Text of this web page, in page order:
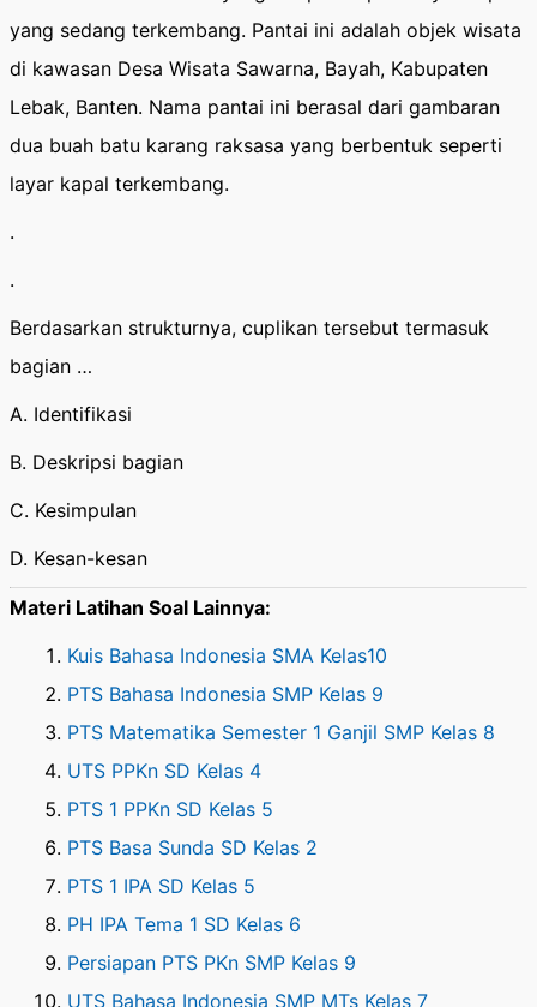
yang sedang terkembang. Pantai ini adalah objek wisata
di kawasan Desa Wisata Sawarna, Bayah, Kabupaten
Lebak, Banten. Nama pantai ini berasal dari gambaran
dua buah batu karang raksasa yang berbentuk seperti
layar kapal terkembang.
.
.
Berdasarkan strukturnya, cuplikan tersebut termasuk
bagian …
A. Identifikasi
B. Deskripsi bagian
C. Kesimpulan
D. Kesan-kesan
Materi Latihan Soal Lainnya:
Kuis Bahasa Indonesia SMA Kelas10
PTS Bahasa Indonesia SMP Kelas 9
PTS Matematika Semester 1 Ganjil SMP Kelas 8
UTS PPKn SD Kelas 4
PTS 1 PPKn SD Kelas 5
PTS Basa Sunda SD Kelas 2
PTS 1 IPA SD Kelas 5
PH IPA Tema 1 SD Kelas 6
Persiapan PTS PKn SMP Kelas 9
UTS Bahasa Indonesia SMP MTs Kelas 7